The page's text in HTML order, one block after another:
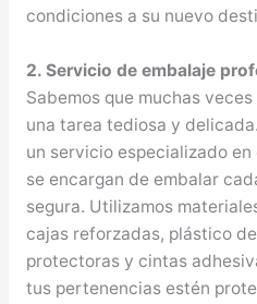
condiciones a su nuevo
2. Servicio de embalaje
Sabemos que muchas
una tarea tediosa y
un servicio especializado
se encargan de embalar
segura. Utilizamos
cajas reforzadas, plástico
protectoras y cintas
tus pertenencias estén